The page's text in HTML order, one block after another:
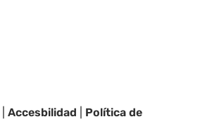
|Accesbilidad
Política de